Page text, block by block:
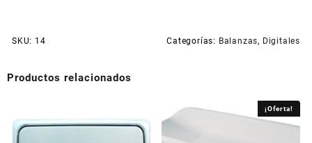
SKU: 14 Categorías: Balanzas, Digitales
Productos relacionados
¡Oferta!